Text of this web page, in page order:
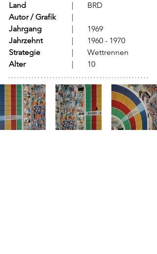
Land
			  |	BRD
Autor / Grafik
	  |
Jahrgang
		  |	1969
Jahrzehnt
		  |	1960 - 1970
Strategie
		  |	Wettrennen
Alter
			  |	10